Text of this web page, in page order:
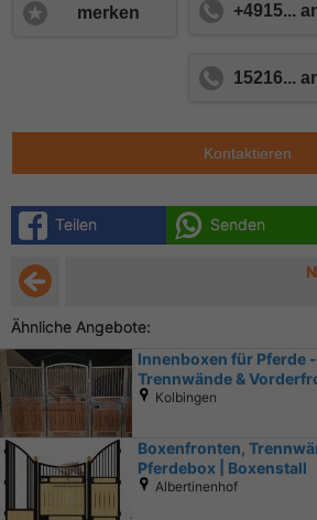
merken +4915...
15216...
Kontaktieren
Teilen Senden
Ähnliche Angebote:
Innenboxen für Pferde
Trennwände &
Kolbingen
Boxenfronten,
Pferdebox | Boxenstall
Albertinenhof